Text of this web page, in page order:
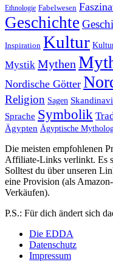
Ethnologie Fabelwesen
Geschichte
Inspiration Kultur
Mystik Mythen
Nordische Götter
Religion Sagen
Sprache Symbolik
Ägypten Ägyptische
Die meisten empfohlenen
Affiliate-Links verlinkt. Es
Solltest du über unseren
eine Provision (als
Verkäufen).
P.S.: Für dich ändert sich
Die EDDA
Datenschutz
Impressum